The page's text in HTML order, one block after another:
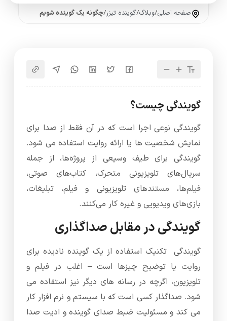
صفحه اصلی/وبلاگ/گوینده تیزر/چگونه یک گوینده شویم
گویندگی چیست؟
گویندگی نوعی اجرا است که در آن فقط از صدا برای
نمایش شخصیت ها یا ارائه روایت استفاده می شود.
گویندگی برای طیف وسیعی از پروژه‌ها، از جمله
سریال‌های تلویزیونی متحرک، کتاب‌های صوتی،
فیلم‌ها، مستندهای تلویزیونی و فیلم، تبلیغات،
بازی‌های ویدیویی و غیره کار می‌کنند.
گویندگی در مقابل صداگذاری
گویندگی تکنیک استفاده از یک گوینده نادیده برای
روایت یا توضیح چیزها است – اغلب در فیلم و
تلویزیون، اگرچه در رسانه های دیگر نیز استفاده می
شود. صداگذار کسی است که با سیستم و نرم افزار کار
می کند و مسئولیت ضبط صدای گوینده و ادیت صدا